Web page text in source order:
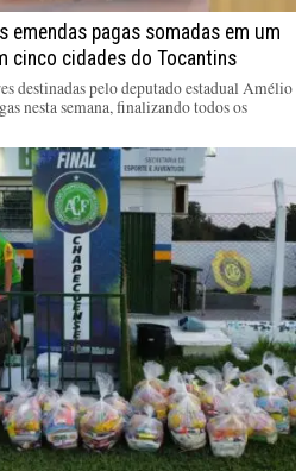
emendas pagas somadas em um
cinco cidades do Tocantins
destinadas pelo deputado estadual Amélio
nesta semana, finalizando todos os